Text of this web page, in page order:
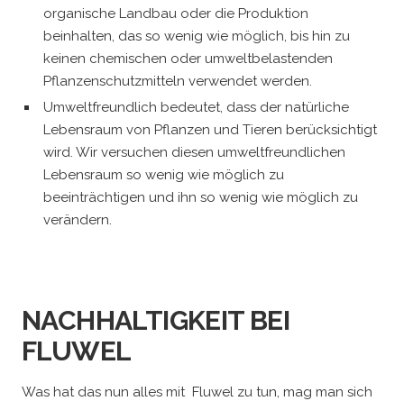
organische Landbau oder die Produktion
beinhalten, das so wenig wie möglich, bis hin zu
keinen chemischen oder umweltbelastenden
Pflanzenschutzmitteln verwendet werden.
Umweltfreundlich bedeutet, dass der natürliche
Lebensraum von Pflanzen und Tieren berücksichtigt
wird. Wir versuchen diesen umweltfreundlichen
Lebensraum so wenig wie möglich zu
beeinträchtigen und ihn so wenig wie möglich zu
verändern.
NACHHALTIGKEIT BEI
FLUWEL
Was hat das nun alles mit Fluwel zu tun, mag man sich